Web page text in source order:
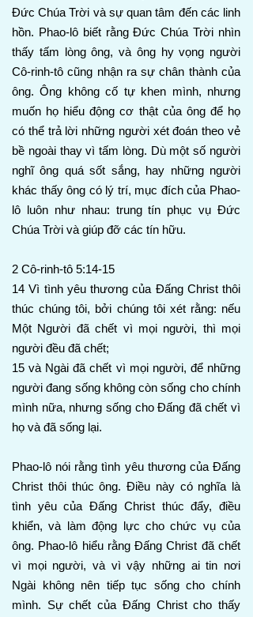
Đức Chúa Trời và sự quan tâm đến các linh
hồn. Phao-lô biết rằng Đức Chúa Trời nhìn
thấy tấm lòng ông, và ông hy vọng người
Cô-rinh-tô cũng nhận ra sự chân thành của
ông. Ông không cố tự khen mình, nhưng
muốn họ hiểu động cơ thật của ông để họ
có thể trả lời những người xét đoán theo vẻ
bề ngoài thay vì tấm lòng. Dù một số người
nghĩ ông quá sốt sắng, hay những người
khác thấy ông có lý trí, mục đích của Phao-
lô luôn như nhau: trung tín phục vụ Đức
Chúa Trời và giúp đỡ các tín hữu.
2 Cô-rinh-tô 5:14-15
14 Vì tình yêu thương của Đấng Christ thôi
thúc chúng tôi, bởi chúng tôi xét rằng: nếu
Một Người đã chết vì mọi người, thì mọi
người đều đã chết;
15 và Ngài đã chết vì mọi người, để những
người đang sống không còn sống cho chính
mình nữa, nhưng sống cho Đấng đã chết vì
họ và đã sống lại.
Phao-lô nói rằng tình yêu thương của Đấng
Christ thôi thúc ông. Điều này có nghĩa là
tình yêu của Đấng Christ thúc đẩy, điều
khiển, và làm động lực cho chức vụ của
ông. Phao-lô hiểu rằng Đấng Christ đã chết
vì mọi người, và vì vậy những ai tin nơi
Ngài không nên tiếp tục sống cho chính
mình. Sự chết của Đấng Christ cho thấy